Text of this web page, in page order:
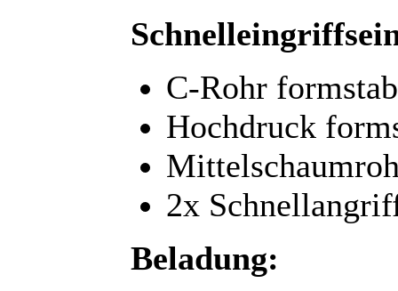
C-Rohr
Hochdruck
2x
Beladung: